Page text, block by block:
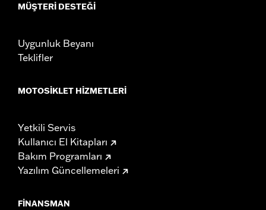
MÜŞTERI DESTEĞI
Uygunluk Beyanı
Teklifler
MOTOSIKLET HIZMETLERI
Yetkili Servis
Kullanıcı El Kitapları
Bakım Programları
Yazılım Güncellemeleri
FINANSMAN